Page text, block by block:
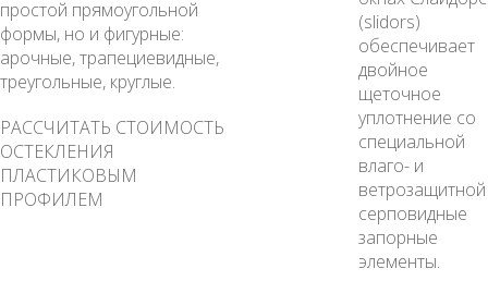
(slidors)
обеспечивает
двойное
щеточное
уплотнение со
специальной
влаго- и
серповидные
запорные
элементы.
простой прямоугольной
формы, но и фигурные:
арочные, трапециевидные,
треугольные, круглые.
РАССЧИТАТЬ СТОИМОСТЬ
ОСТЕКЛЕНИЯ
ПЛАСТИКОВЫМ
ПРОФИЛЕМ